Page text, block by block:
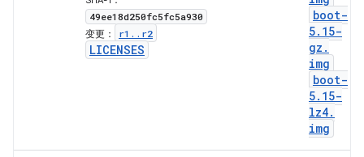
49ee18d250fc5fc5a930
变更： r1 . . r2
LICENSES
boot-
5. 15-
gz .
img
boot-
5. 15-
lz4.
img